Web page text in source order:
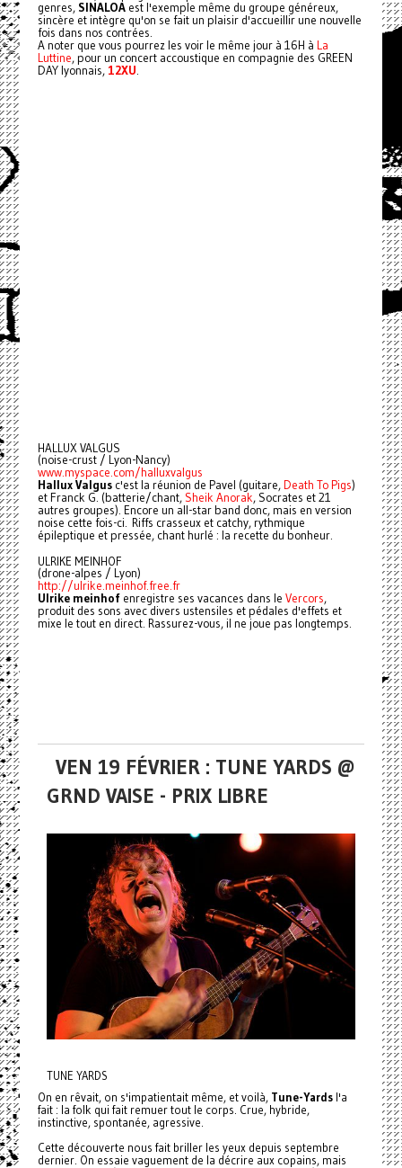
genres, SINALOAest l'exemple même du groupe généreux,
sincère et intègre qu'on se fait un plaisir d'accueillir une nouvelle
fois dans nos contrées.
A noter que vous pourrez les voir le même jour à 16H à La
Luttine, pour un concert accoustique en compagnie des GREEN
DAY lyonnais, 12XU.
HALLUX VALGUS
(noise-crust / Lyon-Nancy)
www.myspace.com/halluxvalgus
Hallux Valgusc'est la réunion de Pavel (guitare,Death To Pigs)
et Franck G. (batterie/chant, Sheik Anorak, Socrates et 21
autres groupes). Encore un all-star band donc, mais en version
noise cette fois-ci. Riffs crasseux et catchy, rythmique
épileptique et pressée, chant hurlé : la recette du bonheur.
ULRIKE MEINHOF
(drone-alpes / Lyon)
http://ulrike.meinhof.free.fr
Ulrike meinhofenregistre ses vacances dans le Vercors,
produit des sons avec divers ustensiles et pédales d'effets et
mixe le tout en direct. Rassurez-vous, il ne joue pas longtemps.
VEN 19 FÉVRIER : TUNE YARDS @
GRND VAISE - PRIX LIBRE
TUNE YARDS
On en rêvait, on s'impatientait même, et voilà, Tune-Yardsl'a
fait : la folk qui fait remuer tout le corps. Crue, hybride,
instinctive, spontanée, agressive.
Cette découverte nous fait briller les yeux depuis septembre
dernier. On essaie vaguement de la décrire aux copains, mais